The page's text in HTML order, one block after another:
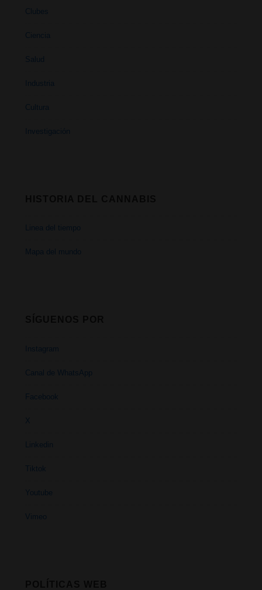
Clubes
Ciencia
Salud
Industria
Cultura
Investigación
Linea del tiempo
Mapa del mundo
Instagram
Canal de WhatsApp
Facebook
X
Linkedin
Tiktok
Youtube
Vimeo